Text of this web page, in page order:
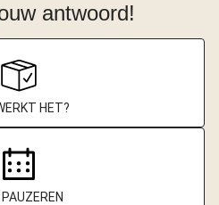
antwoord!
HET?